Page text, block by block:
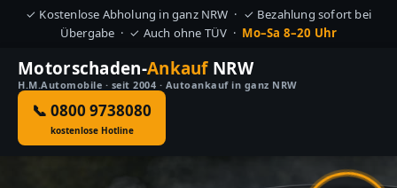
✓ Kostenlose Abholung in ganz NRW · ✓ Bezahlung sofort bei
Übergabe · ✓ Auch ohne TÜV · Mo–Sa 8–20 Uhr
Motorschaden-AnkaufNRW
H.M.Automobile · seit 2004 · Autoankauf in ganz NRW
📞 0800 9738080
kostenlose Hotline